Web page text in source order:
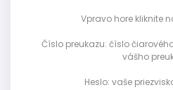
Vpravo hore kliknite
Číslo preukazu: číslo
vášho
Heslo: vaše